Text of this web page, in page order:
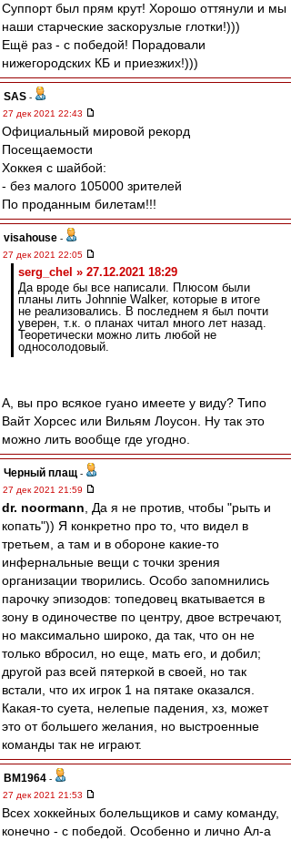
Суппорт был прям крут! Хорошо оттянули и мы
наши старческие заскорузлые глотки!)))
Ещё раз - с победой! Порадовали
нижегородских КБ и приезжих!)))
SAS -
27 дек 2021 22:43
Официальный мировой рекорд
Посещаемости
Хоккея с шайбой:
- без малого 105000 зрителей
По проданным билетам!!!
visahouse -
27 дек 2021 22:05
serg_chel » 27.12.2021 18:29
Да вроде бы все написали. Плюсом были
планы лить Johnnie Walker, которые в итоге
не реализовались. В последнем я был почти
уверен, т.к. о планах читал много лет назад.
Теоретически можно лить любой не
односолодовый.
А, вы про всякое гуано имеете у виду? Типо
Вайт Хорсес или Вильям Лоусон. Ну так это
можно лить вообще где угодно.
Черный плащ -
27 дек 2021 21:59
dr. noormann , Да я не против, чтобы "рыть и
копать")) Я конкретно про то, что видел в
третьем, а там и в обороне какие-то
инфернальные вещи с точки зрения
организации творились. Особо запомнились
парочку эпизодов: топедовец вкатывается в
зону в одиночестве по центру, двое встречают,
но максимально широко, да так, что он не
только вбросил, но еще, мать его, и добил;
другой раз всей пятеркой в своей, но так
встали, что их игрок 1 на пятаке оказался.
Какая-то суета, нелепые падения, хз, может
это от большего желания, но выстроенные
команды так не играют.
BM1964 -
27 дек 2021 21:53
Всех хоккейных болельщиков и саму команду,
конечно - с победой. Особенно и лично Ал-а